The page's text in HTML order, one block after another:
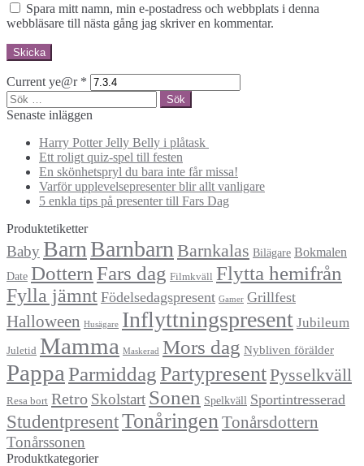
Spara mitt namn, min e-postadress och webbplats i denna
webbläsare till nästa gång jag skriver en kommentar.
Current ye@r *
Sök
efter:
Senaste inläggen
Harry Potter Jelly Belly i plåtask
Ett roligt quiz-spel till festen
En skönhetspryl du bara inte får missa!
Varför upplevelsepresenter blir allt vanligare
5 enkla tips på presenter till Fars Dag
Produktetiketter
Baby Barn Barnbarn Barnkalas Bilägare Bokmalen
Date Dottern Fars dag Filmkväll Flytta hemifrån
Fylla jämnt Födelsedagspresent Gamer Grillfest
Halloween Husägare Inflyttningspresent Jubileum
Juletid Mamma Maskerad Mors dag Nybliven förälder
Pappa ParmiddagPartypresentPysselkväll
Resa bort Retro Skolstart Sonen Spelkväll Sportintresserad
StudentpresentTonåringen Tonårsdottern
Tonårssonen
Produktkategorier